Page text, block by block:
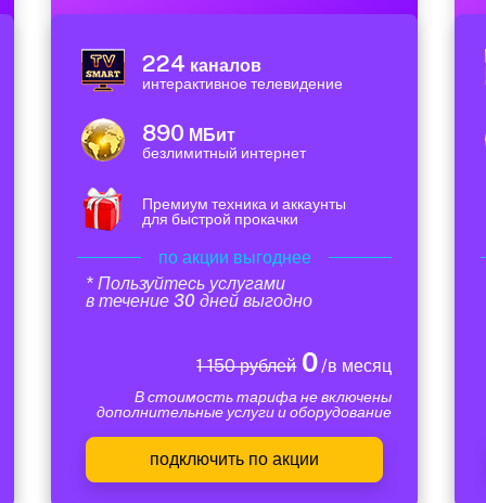
224 каналов
интерактивное телевидение
890 МБит
безлимитный интернет
Премиум техника и аккаунты
для быстрой прокачки
по акции выгоднее
* Пользуйтесь услугами
в течение 30 дней выгодно
1 150 рублей0/в месяц
В стоимость тарифа не включены
дополнительные услуги и оборудование
подключить по акции